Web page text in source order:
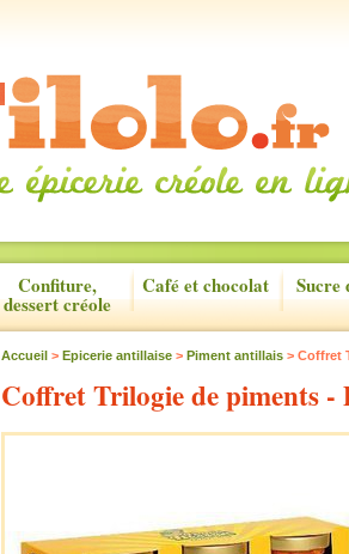
Confiture,
dessert créole
Café et chocolat Sucre
Accueil > Epicerie antillaise > Piment antillais > Coffret
Coffret Trilogie de piments -